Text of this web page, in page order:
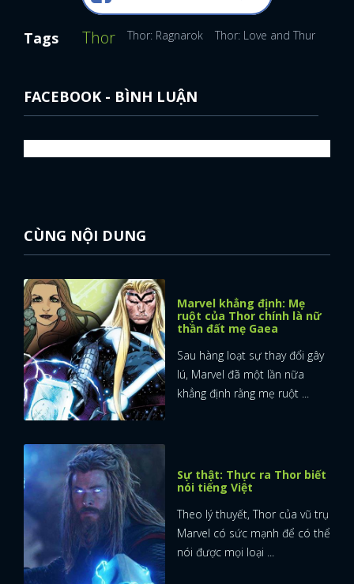
Tags Thor Thor: Ragnarok Thor: Love and Thunder
FACEBOOK - BÌNH LUẬN
CÙNG NỘI DUNG
Marvel khẳng định: Mẹ
ruột của Thor chính là nữ
thần đất mẹ Gaea
Sau hàng loạt sự thay đổi gây
lú, Marvel đã một lần nữa
khẳng định rằng mẹ ruột ...
Sự thật: Thực ra Thor biết
nói tiếng Việt
Theo lý thuyết, Thor của vũ trụ
Marvel có sức mạnh để có thể
nói được mọi loại ...